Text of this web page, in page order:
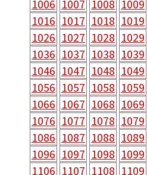
1006 1007 1008 1009
1016 1017 1018 1019
1026 1027 1028 1029
1036 1037 1038 1039
1046 1047 1048 1049
1056 1057 1058 1059
1066 1067 1068 1069
1076 1077 1078 1079
1086 1087 1088 1089
1096 1097 1098 1099
1106 1107 1108 1109